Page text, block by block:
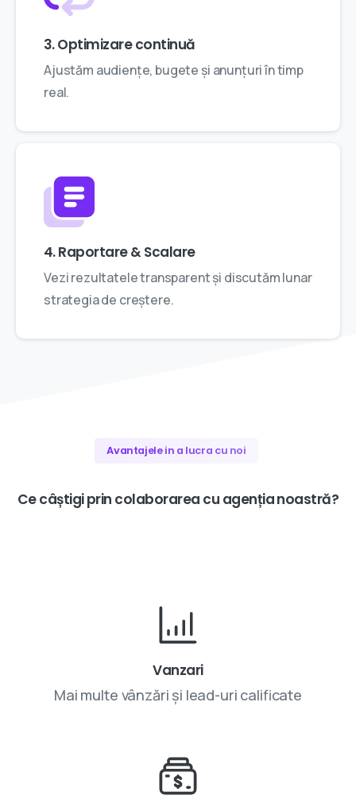
3. Optimizare continuă
Ajustăm audiențe, bugete și anunțuri în timp
real.
4. Raportare & Scalare
Vezi rezultatele transparent și discutăm lunar
strategia de creștere.
Avantajele in a lucra cu noi
Cecâștigiprin colaborarea cu agențianoastră?
Vanzari
Mai multe vânzări și lead-uri calificate